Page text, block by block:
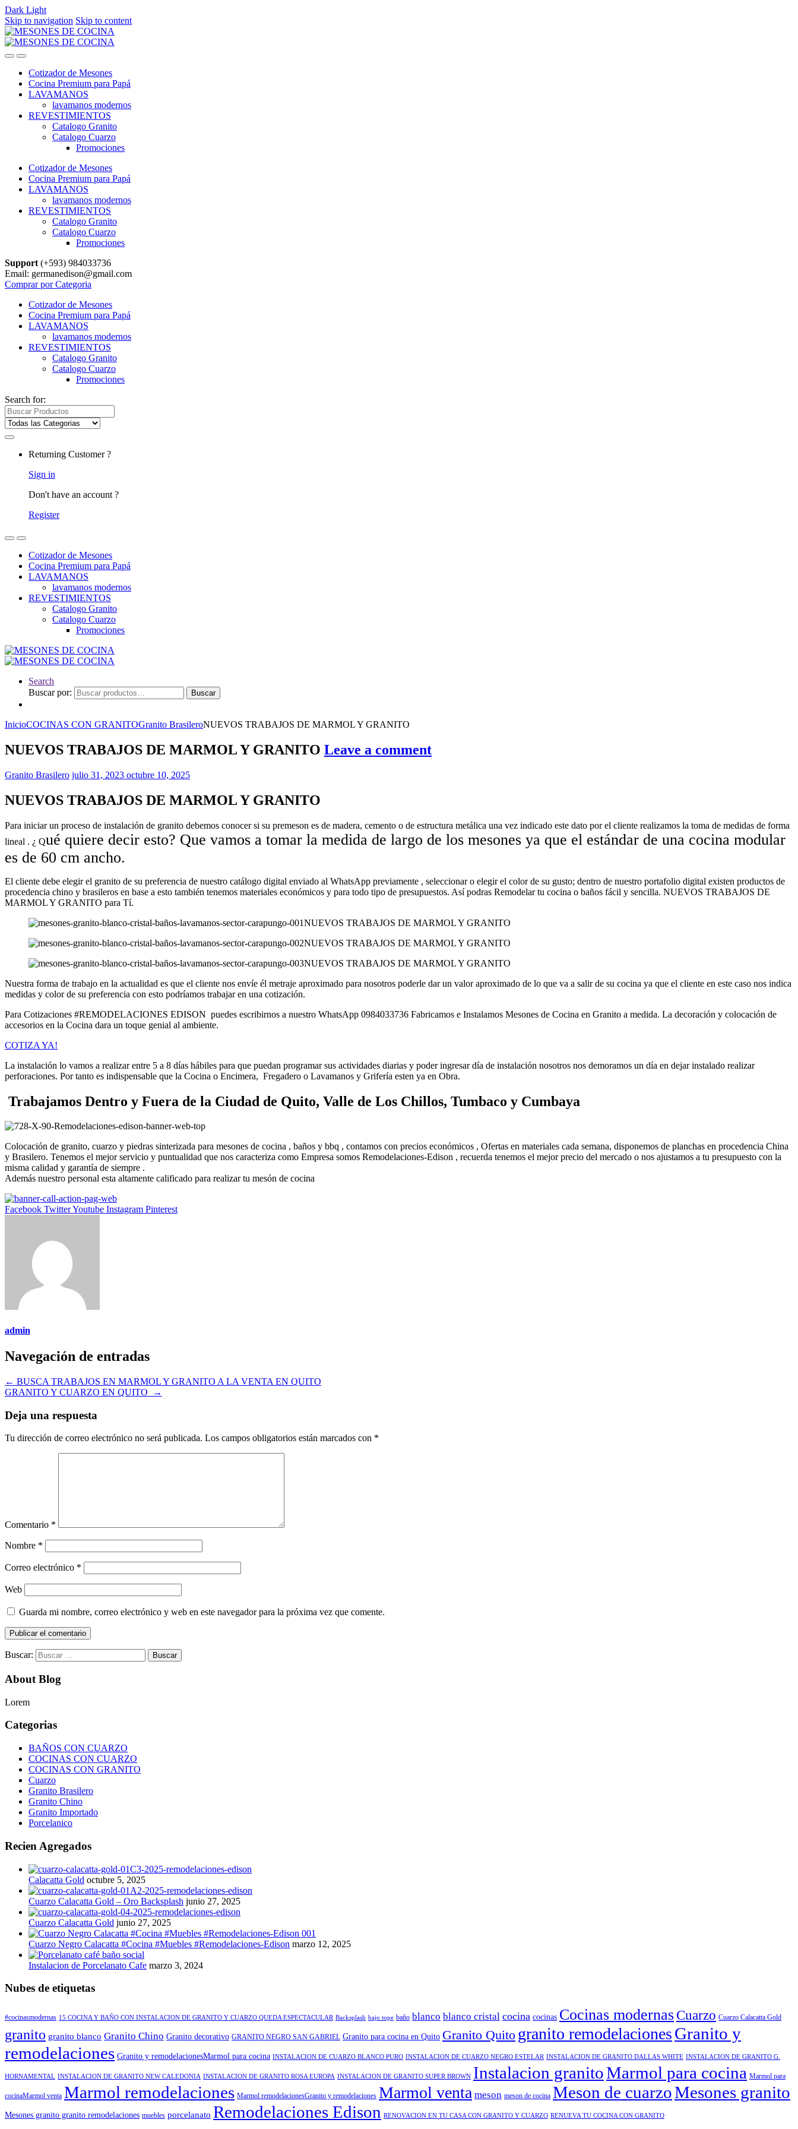
Dark Light
Skip to navigation Skip to content
Cotizador de Mesones
Cocina Premium para Papá
LAVAMANOS
lavamanos modernos
REVESTIMIENTOS
Catalogo Granito
Catalogo Cuarzo
Promociones
Cotizador de Mesones
Cocina Premium para Papá
LAVAMANOS
lavamanos modernos
REVESTIMIENTOS
Catalogo Granito
Catalogo Cuarzo
Promociones
Support (+593) 984033736
Email: germanedison@gmail.com
Comprar por Categoria
Cotizador de Mesones
Cocina Premium para Papá
LAVAMANOS
lavamanos modernos
REVESTIMIENTOS
Catalogo Granito
Catalogo Cuarzo
Promociones
Search for:
Returning Customer ?
Sign in
Don't have an account ?
Register
Cotizador de Mesones
Cocina Premium para Papá
LAVAMANOS
lavamanos modernos
REVESTIMIENTOS
Catalogo Granito
Catalogo Cuarzo
Promociones
Search
Buscar por:
Buscar
InicioCOCINAS CON GRANITOGranito BrasileroNUEVOS TRABAJOS DE MARMOL Y GRANITO
NUEVOS TRABAJOS DE MARMOL Y GRANITO Leave a comment
Granito Brasilero julio 31, 2023 octubre 10, 2025
NUEVOS TRABAJOS DE MARMOL Y GRANITO
Para iniciar un proceso de instalación de granito debemos conocer si su premeson es de madera, cemento o de estructura metálica una vez indicado este dato por el cliente realizamos la toma de medidas de forma
lineal . ¿ Qué quiere decir esto? Que vamos a tomar la medida de largo de los mesones ya que el estándar de una cocina modular
es de 60 cm ancho.
El cliente debe elegir el granito de su preferencia de nuestro catálogo digital enviado al WhatsApp previamente , seleccionar o elegir el color de su gusto; dentro de nuestro portafolio digital existen productos de
procedencia chino y brasileros en base a esto también tenemos materiales económicos y para todo tipo de presupuestos. Así podras Remodelar tu cocina o baños fácil y sencilla. NUEVOS TRABAJOS DE
MARMOL Y GRANITO para Tí.
Nuestra forma de trabajo en la actualidad es que el cliente nos envíe él metraje aproximado para nosotros poderle dar un valor aproximado de lo que va a salir de su cocina ya que el cliente en este caso nos indica
medidas y color de su preferencia con esto podríamos trabajar en una cotización.
Para Cotizaciones #REMODELACIONES EDISON puedes escribirnos a nuestro WhatsApp 0984033736 Fabricamos e Instalamos Mesones de Cocina en Granito a medida. La decoración y colocación de
accesorios en la Cocina dara un toque genial al ambiente.
COTIZA YA!
La instalación lo vamos a realizar entre 5 a 8 días hábiles para que puedan programar sus actividades diarias y poder ingresar día de instalación nosotros nos demoramos un día en dejar instalado realizar
perforaciones. Por tanto es indispensable que la Cocina o Encimera, Fregadero o Lavamanos y Grifería esten ya en Obra.
Trabajamos Dentro y Fuera de la Ciudad de Quito, Valle de Los Chillos, Tumbaco y Cumbaya
Colocación de granito, cuarzo y piedras sinterizada para mesones de cocina , baños y bbq , contamos con precios económicos , Ofertas en materiales cada semana, disponemos de planchas en procedencia China
y Brasilero. Tenemos el mejor servicio y puntualidad que nos caracteriza como Empresa somos Remodelaciones-Edison , recuerda tenemos el mejor precio del mercado o nos ajustamos a tu presupuesto con la
misma calidad y garantía de siempre .
Además nuestro personal esta altamente calificado para realizar tu mesón de cocina
Facebook TwitterYoutube Instagram Pinterest
admin
Navegación de entradas
← BUSCA TRABAJOS EN MARMOL Y GRANITO A LA VENTA EN QUITO
GRANITO Y CUARZO EN QUITO
→
Deja una respuesta
Tu dirección de correo electrónico no será publicada. Los campos obligatorios están marcados con *
Comentario *
Nombre *
Correo electrónico *
Web
Guarda mi nombre, correo electrónico y web en este navegador para la próxima vez que comente.
Buscar:
About Blog
Lorem
Categorias
BAÑOS CON CUARZO
COCINAS CON CUARZO
COCINAS CON GRANITO
Cuarzo
Granito Brasilero
Granito Chino
Granito Importado
Porcelanico
Recien Agregados
Calacatta Gold octubre 5, 2025
Cuarzo Calacatta Gold – Oro Backsplash junio 27, 2025
Cuarzo Calacatta Gold junio 27, 2025
Cuarzo Negro Calacatta #Cocina #Muebles #Remodelaciones-Edison marzo 12, 2025
Instalacion de Porcelanato Cafe marzo 3, 2024
Nubes de etiquetas
#cocinasmodernas 15 COCINA Y BAÑO CON INSTALACION DE GRANITO Y CUARZO QUEDA ESPECTACULAR Backsplash bajo tope baño blanco blanco cristal cocina cocinas Cocinas modernas Cuarzo Cuarzo Calacatta Gold
granito granito blanco Granito Chino Granito decorativo GRANITO NEGRO SAN GABRIEL Granito para cocina en Quito Granito Quito granito remodelacionesGranito y
remodelaciones Granito y remodelacionesMarmol para cocina INSTALACION DE CUARZO BLANCO PURO INSTALACION DE CUARZO NEGRO ESTELAR INSTALACION DE GRANITO DALLAS WHITE INSTALACION DE GRANITO G.
HORNAMENTAL INSTALACION DE GRANITO NEW CALEDONIA INSTALACION DE GRANITO ROSA EUROPA INSTALACION DE GRANITO SUPER BROWN Instalacion granitoMarmol para cocina Marmol para
cocinaMarmol venta Marmol remodelaciones Marmol remodelacionesGranito y remodelaciones Marmol venta meson meson de cocina Meson de cuarzoMesones granito
Mesones granito granito remodelaciones muebles porcelanato Remodelaciones Edison RENOVACION EN TU CASA CON GRANITO Y CUARZO RENUEVA TU COCINA CON GRANITO